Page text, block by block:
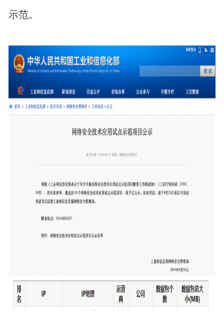
示范。